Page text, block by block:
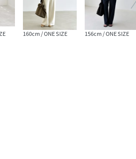
160cm / ONE SIZE 156cm / ONE SIZE